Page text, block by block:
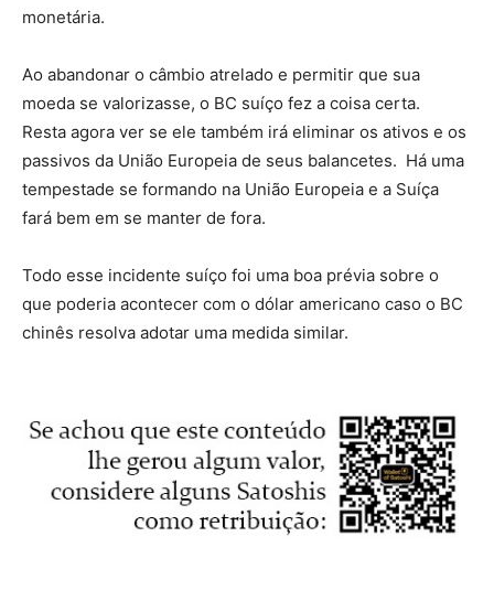
monetária.
Ao abandonar o câmbio atrelado e permitir que sua
moeda se valorizasse, o BC suíço fez a coisa certa.
Resta agora ver se ele também irá eliminar os ativos e os
passivos da União Europeia de seus balancetes. Há uma
tempestade se formando na União Europeia e a Suíça
fará bem em se manter de fora.
Todo esse incidente suíço foi uma boa prévia sobre o
que poderia acontecer com o dólar americano caso o BC
chinês resolva adotar uma medida similar.